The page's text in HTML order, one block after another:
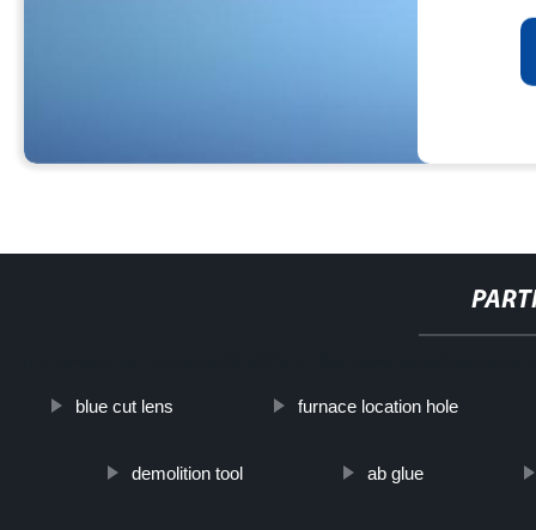
blue cut lens furnace location hole
demolition tool ab glue